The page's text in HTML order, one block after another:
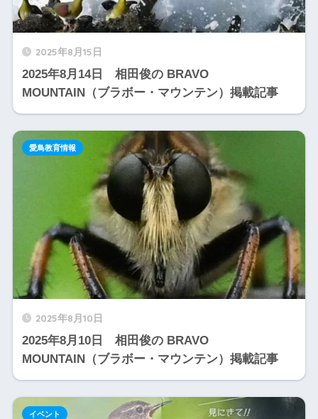
2025年8月15日
2025年8月14日 相田俊の BRAVO
MOUNTAIN（ブラボー・マウンテン）掲載記事
2025年8月10日
2025年8月10日 相田俊の BRAVO
MOUNTAIN（ブラボー・マウンテン）掲載記事
愛鳥教育情報
イベント